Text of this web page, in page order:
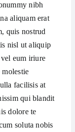
nibh
aliquam erat
quis nostrud
nisl ut aliquip
eum iriure
facilisis at
qui blandit
dolore te
soluta nobis